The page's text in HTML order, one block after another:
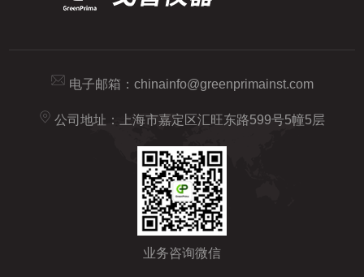
电子邮箱： chinainfo@greenprimainst.com
公司地址：上海市嘉定区汇旺东路599号5幢5层
业务咨询微信